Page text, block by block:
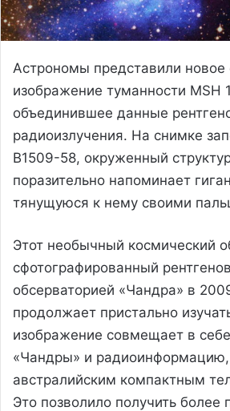
Астрономы представили новое
изображение туманности MSH
объединившее данные
радиоизлучения. На снимке
B1509-58, окруженный
поразительно напоминает
тянущуюся к нему своими
Этот необычный космический
сфотографированный
обсерваторией «Чандра» в
продолжает пристально
изображение совмещает в
«Чандры» и
австралийским компактным
Это позволило получить более